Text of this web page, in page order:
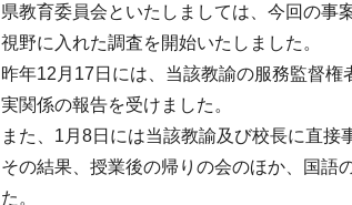
県教育委員会といたしましては、今回の事
視野に入れた調査を開始いたしました。
昨年12月17日には、当該教諭の服務監督
実関係の報告を受けました。
また、1月8日には当該教諭及び校長に直接
その結果、授業後の帰りの会のほか、国語
た。